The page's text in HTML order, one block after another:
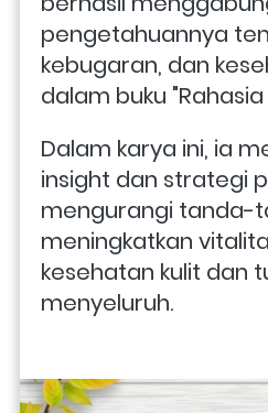
pengetahuannya
kebugaran, dan
dalam buku
Dalam karya ini, ia
insight dan strategi
mengurangi tanda-
meningkatkan
kesehatan kulit dan
menyeluruh.